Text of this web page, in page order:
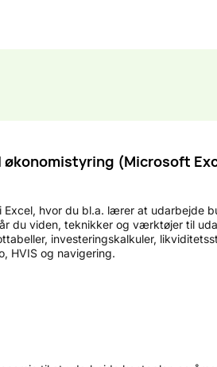
økonomistyring (Microsoft
Excel, hvor du bl.a. lærer at udarbejde
du viden, teknikker og værktøjer til
investeringskalkuler,
HVIS og navigering.